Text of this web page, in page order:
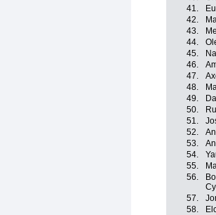
41.
42.
43.
44.
45.
46.
47.
48.
49.
50.
51.
52.
53.
54.
55.
56.
57.
58.